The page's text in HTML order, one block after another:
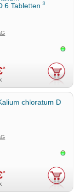
6 Tabletten3
*
chloratum D
*